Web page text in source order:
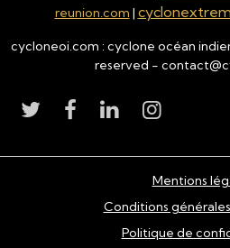
reunion.com |
cycloneoi.com : cyclone océan
reserved -
Mentions
Conditions
Politique de